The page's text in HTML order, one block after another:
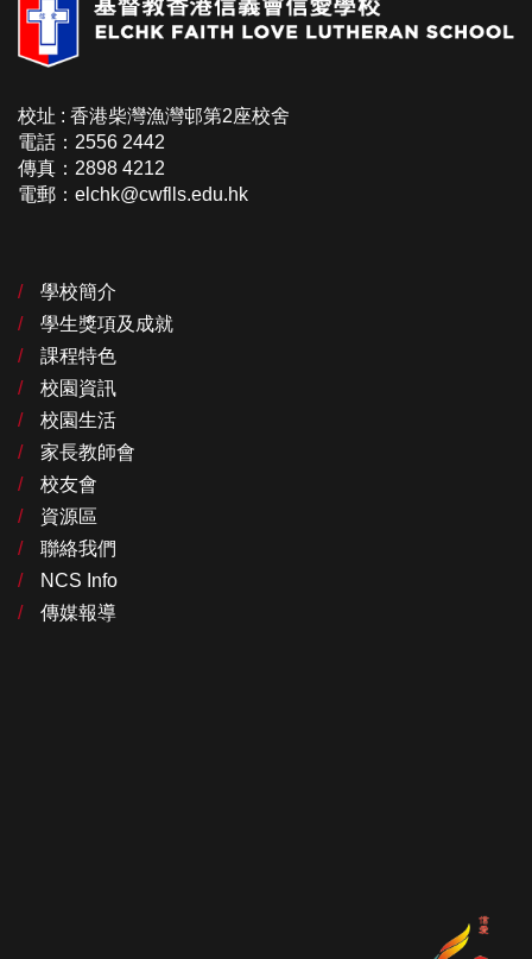
校址 : 香港柴灣漁灣邨第2座校舍
電話：2556 2442
傳真：2898 4212
電郵：elchk@cwflls.edu.hk
學校簡介
學生獎項及成就
課程特色
校園資訊
校園生活
家長教師會
校友會
資源區
聯絡我們
NCS Info
傳媒報導